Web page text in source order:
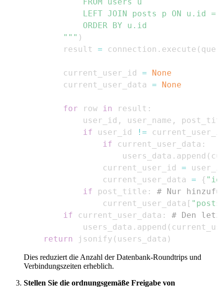
        """
)
        result
= connection . execute (
        current_user_id
=
None
        current_user_data
= None
for row in result :
            user_id
, user_name ,
if user_id !=
if current_user_data :
                    users_data
. append (
                current_user_id
=
                current_user_data
= {
if post_title :
# Nur
                current_user_data
[
if current_user_data :
# Den
            users_data
. append (
return
jsonify ( users_data )
Dies reduziert die Anzahl der Datenbank-Roundtrips und
Verbindungszeiten erheblich.
Stellen Sie die ordnungsgemäße Freigabe von